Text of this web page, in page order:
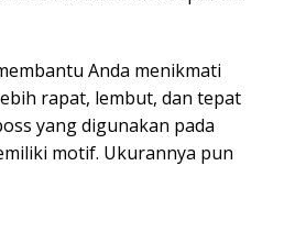
Anda menikmati
rapat, lembut, dan tepat
yang digunakan pada
motif. Ukurannya pun